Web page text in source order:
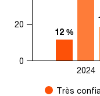
12 %
12 %
Très
2024
0
20